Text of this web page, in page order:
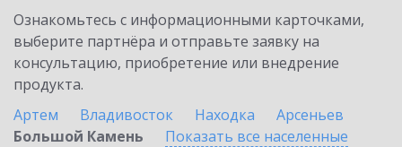
Ознакомьтесь с информационными карточками,
выберите партнёра и отправьте заявку на
консультацию, приобретение или внедрение
продукта.
Артем
Владивосток Находка
Арсеньев
Большой Камень
Показать все населенные